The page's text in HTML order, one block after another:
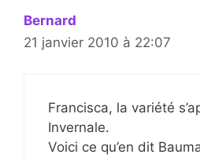
Bernard
21 janvier 2010 à 22:07
Francisca, la variété
Invernale.
Voici ce qu’en dit